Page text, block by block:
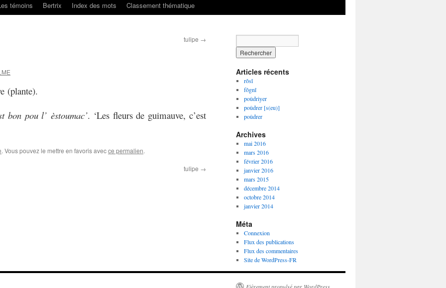
témoins Bertrix Index des mots Classement thématique
tulipe →
(plante).
bon pou l’ èstoumac’. ‘Les fleurs de guimauve, c’est
. Vous pouvez le mettre en favoris avecce permalien.
tulipe →
Articles récents
rôsî
fôgnî
poûdriyer
poûdrer [s(eu)]
poûdrer
Archives
mai 2016
mars 2016
février 2016
janvier 2016
mars 2015
décembre 2014
octobre 2014
janvier 2014
Méta
Connexion
Flux des publications
Flux des commentaires
Site de WordPress-FR